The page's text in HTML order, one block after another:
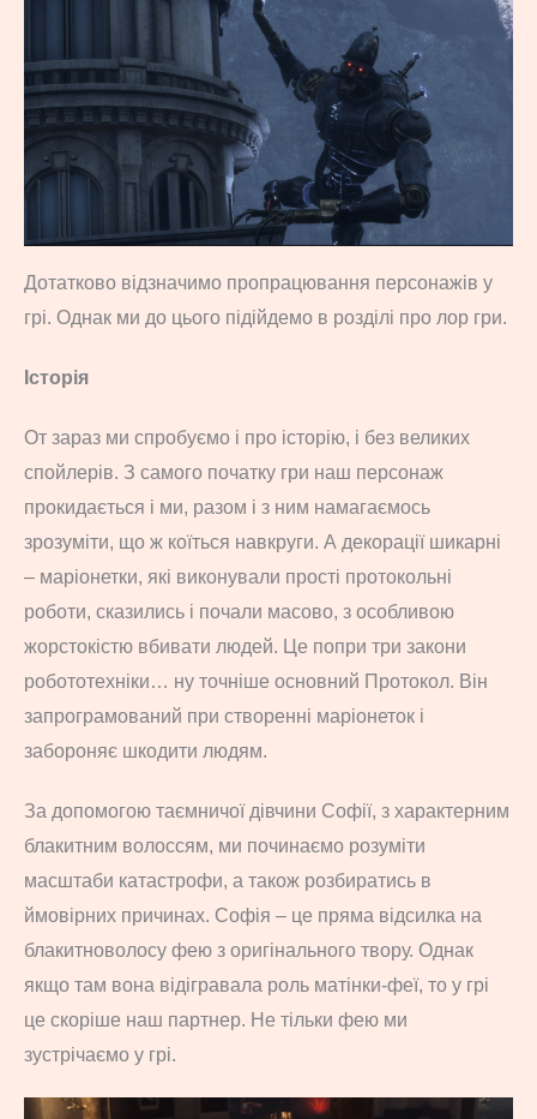
Дотатково відзначимо пропрацювання персонажів у
грі. Однак ми до цього підійдемо в розділі про лор гри.
Історія
От зараз ми спробуємо і про історію, і без великих
спойлерів. З самого початку гри наш персонаж
прокидається і ми, разом і з ним намагаємось
зрозуміти, що ж коїться навкруги. А декорації шикарні
– маріонетки, які виконували прості протокольні
роботи, сказились і почали масово, з особливою
жорстокістю вбивати людей. Це попри три закони
робототехніки… ну точніше основний Протокол. Він
запрограмований при створенні маріонеток і
забороняє шкодити людям.
За допомогою таємничої дівчини Софії, з характерним
блакитним волоссям, ми починаємо розуміти
масштаби катастрофи, а також розбиратись в
ймовірних причинах. Софія – це пряма відсилка на
блакитноволосу фею з оригінального твору. Однак
якщо там вона відігравала роль матінки-феї, то у грі
це скоріше наш партнер. Не тільки фею ми
зустрічаємо у грі.